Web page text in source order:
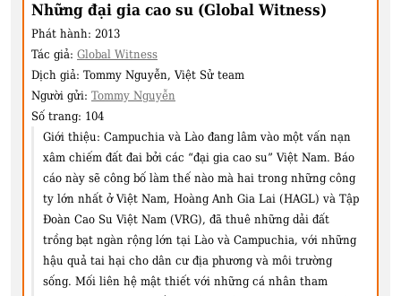
Những đại gia cao su (Global Witness)
Phát hành: 2013
Tác giả: Global Witness
Dịch giả: Tommy Nguyễn, Việt Sử team
Người gửi: Tommy Nguyễn
Số trang: 104
Giới thiệu: Campuchia và Lào đang lâm vào một vấn nạn
xâm chiếm đất đai bởi các “đại gia cao su” Việt Nam. Báo
cáo này sẽ công bố làm thế nào mà hai trong những công
ty lớn nhất ở Việt Nam, Hoàng Anh Gia Lai (HAGL) và Tập
Đoàn Cao Su Việt Nam (VRG), đã thuê những dải đất
trồng bạt ngàn rộng lớn tại Lào và Campuchia, với những
hậu quả tai hại cho dân cư địa phương và môi trường
sống. Mối liên hệ mật thiết với những cá nhân tham